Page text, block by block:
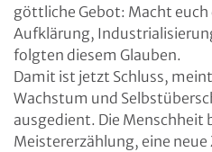
göttliche Gebot: Macht euch
Aufklärung,
folgten diesem Glauben.
Damit ist jetzt Schluss,
Wachstum und
ausgedient. Die Menschheit
Meistererzählung, eine